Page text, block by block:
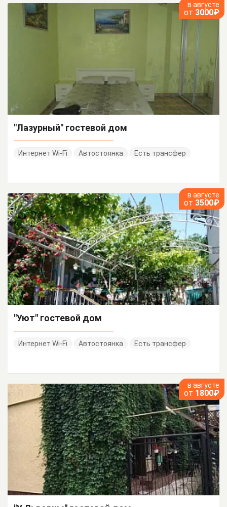
в августе
от 3000₽
"Лазурный" гостевой дом
Интернет Wi-Fi Автостоянка Есть трансфер
в августе
от 3500₽
"Уют" гостевой дом
Интернет Wi-Fi Автостоянка Есть трансфер
в августе
от 1800₽